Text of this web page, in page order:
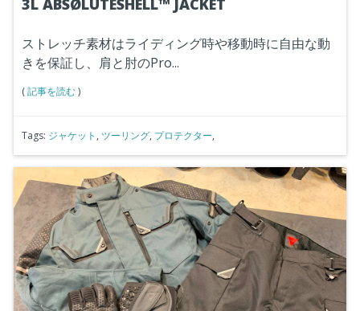
ストレッチ素材はライディング時や移動時に自由な動
きを保証し、肩と肘のPro...
(記事を読む)
Tags: ジャケット , ツーリング, プロテクター,